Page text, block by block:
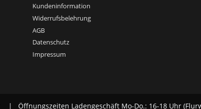
Kundeninformation
Widerrufsbelehrung
AGB
Datenschutz
Impressum
| Öffnungszeiten Ladengeschäft Mo-Do.: 16-18 Uhr